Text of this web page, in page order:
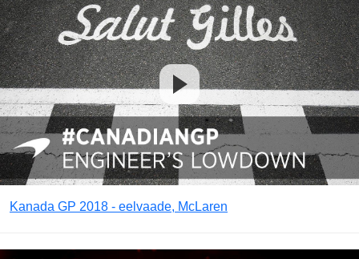
Kanada GP 2018 - eelvaade, McLaren